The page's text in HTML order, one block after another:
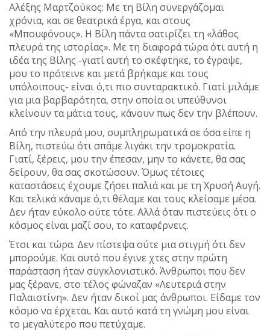
Αλέξης Μαρτζούκος: Με τη Βίλη συνεργάζομαι
χρόνια, και σε θεατρικά έργα, και στους
«Μπουφόνους». Η Βίλη πάντα σατιρίζει τη «λάθος
πλευρά της ιστορίας». Με τη διαφορά τώρα ότι αυτή η
ιδέα της Βίλης -γιατί αυτή το σκέφτηκε, το έγραψε,
μου το πρότεινε και μετά βρήκαμε και τους
υπόλοιπους- είναι ό,τι πιο συνταρακτικό. Γιατί μιλάμε
για μια βαρβαρότητα, στην οποία οι υπεύθυνοι
κλείνουν τα μάτια τους, κάνουν πως δεν την βλέπουν.
Από την πλευρά μου, συμπληρωματικά σε όσα είπε η
Βίλη, πιστεύω ότι σπάμε λιγάκι την τρομοκρατία.
Γιατί, ξέρεις, μου την έπεσαν, μην το κάνετε, θα σας
δείρουν, θα σας σκοτώσουν. Όμως τέτοιες
καταστάσεις έχουμε ζήσει παλιά και με τη Χρυσή Αυγή.
Και τελικά κάναμε ό,τι θέλαμε και τους κλείσαμε μέσα.
Δεν ήταν εύκολο ούτε τότε. Αλλά όταν πιστεύεις ότι ο
κόσμος είναι μαζί σου, το καταφέρνεις.
Έτσι και τώρα. Δεν πίστεψα ούτε μια στιγμή ότι δεν
μπορούμε. Και αυτό που έγινε χτες στην πρώτη
παράσταση ήταν συγκλονιστικό. Άνθρωποι που δεν
μας ξέρανε, στο τέλος φώναζαν «Λευτεριά στην
Παλαιστίνη». Δεν ήταν δικοί μας άνθρωποι. Είδαμε τον
κόσμο να έρχεται. Και αυτό κατά τη γνώμη μου είναι
το μεγαλύτερο που πετύχαμε.